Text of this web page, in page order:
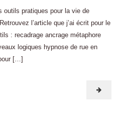
outils pratiques pour la vie de
l’article que j’ai écrit pour le
: recadrage ancrage métaphore
logiques hypnose de rue en
[…]